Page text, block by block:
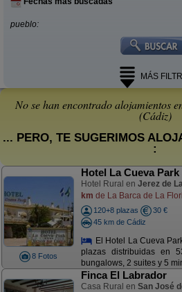
pueblo:
MÁS
No se han encontrado alojamientos
(Cádiz)
... PERO, TE SUGERIMOS
:
8 Fotos
Hotel La Cueva Park
Hotel Rural en Jerez de
km de La Barca de La
120+8 plazas
30 €
45 km de Cádiz
El Hotel La Cueva
plazas distribuidas en
bungalows, 2 suites y 5
Finca El Labrador
Casa Rural en San José